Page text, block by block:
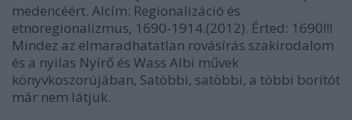
medencéért. Alcím: Regionalizáció és
etnoregionalizmus, 1690-1914.(2012). Érted: 1690!!!
Mindez az elmaradhatatlan rovásírás szakirodalom
és a nyilas Nyírő és Wass Albi művek
könyvkoszorújában, Satöbbi, satöbbi, a többi borítót
már nem látjuk.